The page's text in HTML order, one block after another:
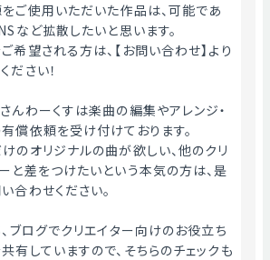
ご使用いただいた作品は、可能であ
など拡散したいと思います。
希望される方は、【お問い合わせ】より
ださい！
んわーくすは楽曲の編集やアレンジ・
償依頼を受け付けております。
のオリジナルの曲が欲しい、他のクリ
と差をつけたいという本気の方は、是
合わせください。
ブログでクリエイター向けのお役立ち
有していますので、そちらのチェックも